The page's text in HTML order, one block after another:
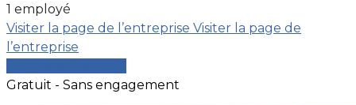
1 employé
Visiter la page de l’entreprise Visiter la page de
l’entreprise
Gratuit - Sans engagement